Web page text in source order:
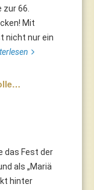
66.
Mit
nicht nur ein
das Fest der
als „Mariä
hinter